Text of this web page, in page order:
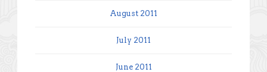
August 2011
July 2011
June 2011